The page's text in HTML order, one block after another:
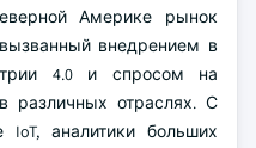
Америке рынок
внедрением в
4.0 и спросом на
различных отраслях. С
IoT, аналитики больших